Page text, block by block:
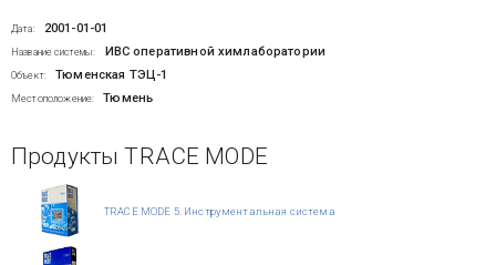
Дата: 2001-01-01
Название системы: ИВС оперативной химлаборатории
Объект: Тюменская ТЭЦ-1
Местоположение: Тюмень
Продукты TRACE MODE
TRACE MODE 5. Инструментальная система